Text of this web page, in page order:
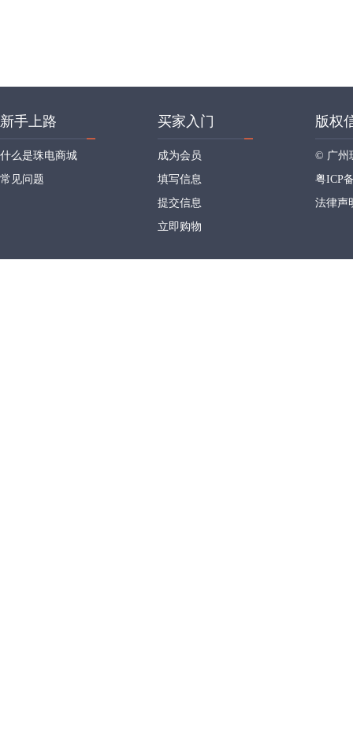
新手上路
什么是珠电商城
常见问题
买家入门
成为会员
填写信息
提交信息
立即购物
版权
© 广州
粤ICP
法律